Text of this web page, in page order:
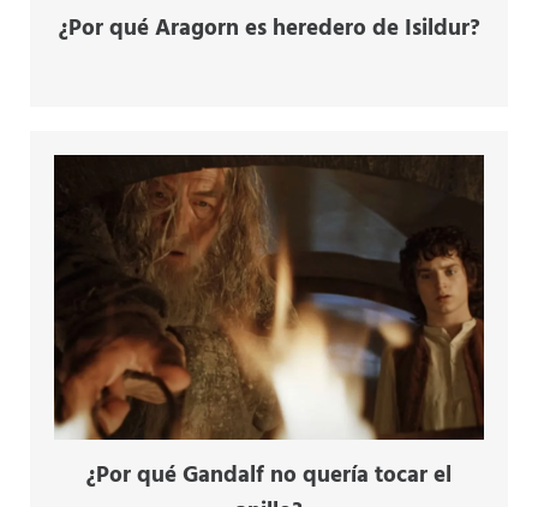
¿Por qué Aragorn es heredero de Isildur?
¿Por qué Gandalf no quería tocar el